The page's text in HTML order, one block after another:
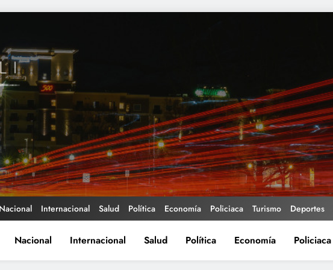
Nacional Internacional Salud Política Economía Policiaca Turismo Deportes
Nacional Internacional Salud Política Economía Policiaca